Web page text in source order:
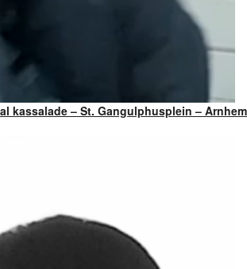
kassalade – St. Gangulphusplein – Arnhem